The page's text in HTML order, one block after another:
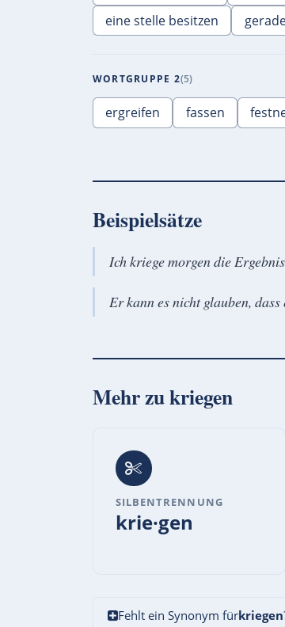
eine stelle besitzen
WORTGRUPPE 2 5
ergreifen fassen
Beispielsätze
Ich kriege morgen die
Er kann es nicht glauben,
Mehr zukriegen
SILBENTRENNUNG
krie·gen
Fehlt ein Synonym fürkriegen